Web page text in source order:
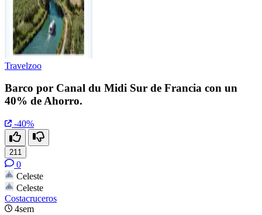
Travelzoo
Barco por Canal du Midi Sur de Francia con un
40% de Ahorro.
-40%
211
0
Celeste
Celeste
Costacruceros
4sem